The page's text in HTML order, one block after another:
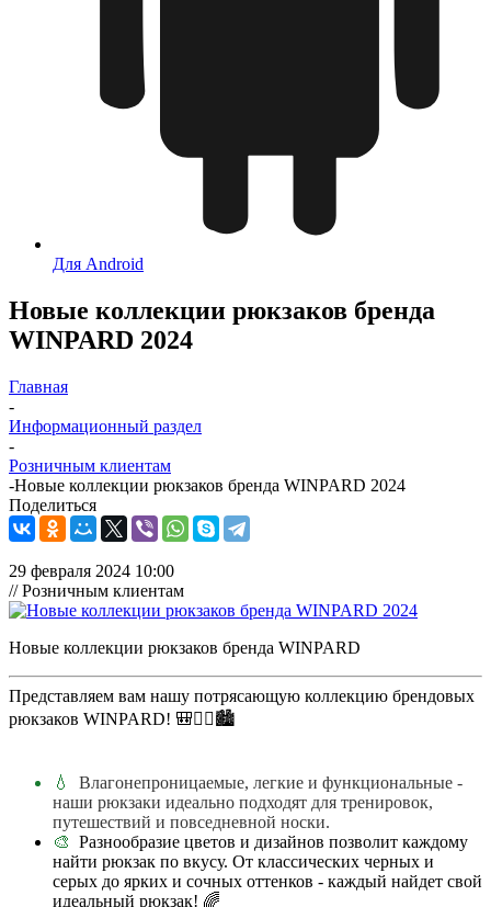
Для Android
Новые коллекции рюкзаков бренда
WINPARD 2024
Главная
-
Информационный раздел
-
Розничным клиентам
-Новые коллекции рюкзаков бренда WINPARD 2024
Поделиться
29 февраля 2024 10:00
// Розничным клиентам
Новые коллекции рюкзаков бренда WINPARD
Представляем вам нашу потрясающую коллекцию брендовых
рюкзаков WINPARD! 🎒🏃‍♀️🏙️
💧 Влагонепроницаемые, легкие и функциональные -
наши рюкзаки идеально подходят для тренировок,
путешествий и повседневной носки.
🎨 Разнообразие цветов и дизайнов позволит каждому
найти рюкзак по вкусу. От классических черных и
серых до ярких и сочных оттенков - каждый найдет свой
идеальный рюкзак! 🌈